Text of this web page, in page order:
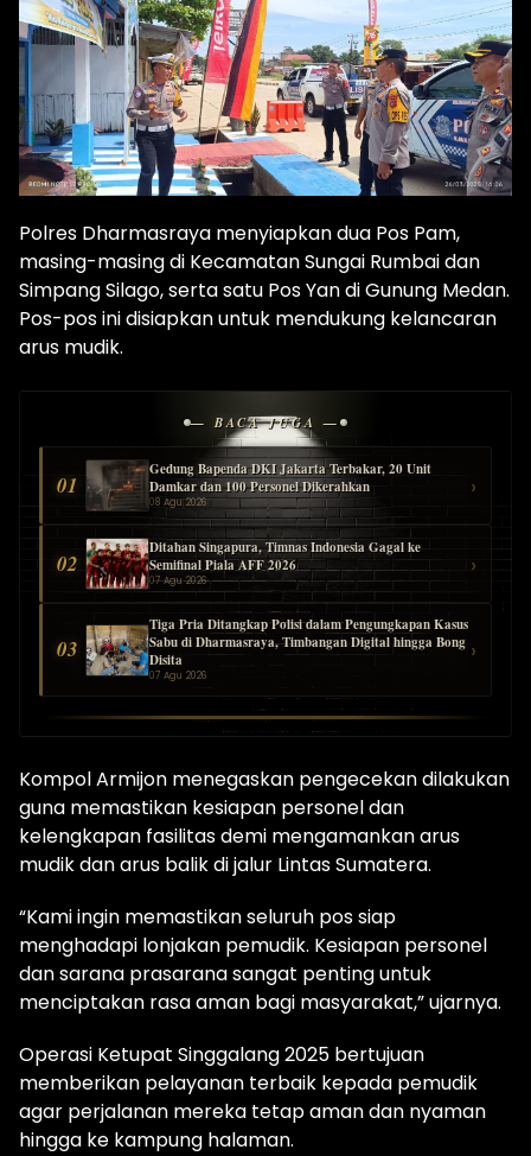
Polres Dharmasraya menyiapkan dua Pos Pam,
masing-masing di Kecamatan Sungai Rumbai dan
Simpang Silago, serta satu Pos Yan di Gunung Medan.
Pos-pos ini disiapkan untuk mendukung kelancaran
arus mudik.
— BACA JUGA —
01
Gedung Bapenda DKI Jakarta Terbakar, 20 Unit
Damkar dan 100 Personel Dikerahkan
08 Agu 2026
›
02
Ditahan Singapura, Timnas Indonesia Gagal ke
Semifinal Piala AFF 2026
07 Agu 2026
›
03
Tiga Pria Ditangkap Polisi dalam Pengungkapan Kasus
Sabu di Dharmasraya, Timbangan Digital hingga Bong
Disita
07 Agu 2026
›
Kompol Armijon menegaskan pengecekan dilakukan
guna memastikan kesiapan personel dan
kelengkapan fasilitas demi mengamankan arus
mudik dan arus balik di jalur Lintas Sumatera.
“Kami ingin memastikan seluruh pos siap
menghadapi lonjakan pemudik. Kesiapan personel
dan sarana prasarana sangat penting untuk
menciptakan rasa aman bagi masyarakat,” ujarnya.
Operasi Ketupat Singgalang 2025 bertujuan
memberikan pelayanan terbaik kepada pemudik
agar perjalanan mereka tetap aman dan nyaman
hingga ke kampung halaman.